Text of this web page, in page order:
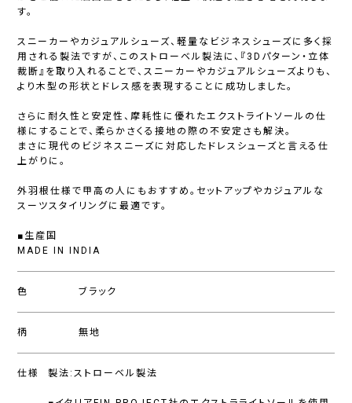
す。
スニーカーやカジュアルシューズ、軽量なビジネスシューズに多く採
用される製法ですが、このストローベル製法に、『3Dパターン・立体
裁断』を取り入れることで、スニーカーやカジュアルシューズよりも、
より木型の形状とドレス感を表現することに成功しました。
さらに耐久性と安定性、摩耗性に優れたエクストライトソールの仕
様にすることで、柔らかさくる接地の際の不安定さも解決。
まさに現代のビジネスニーズに対応したドレスシューズと言える仕
上がりに。
外羽根仕様で甲高の人にもおすすめ。セットアップやカジュアルな
スーツスタイリングに最適です。
■生産国
MADE IN INDIA
色 ブラック
柄 無地
仕様 製法:ストローベル製法